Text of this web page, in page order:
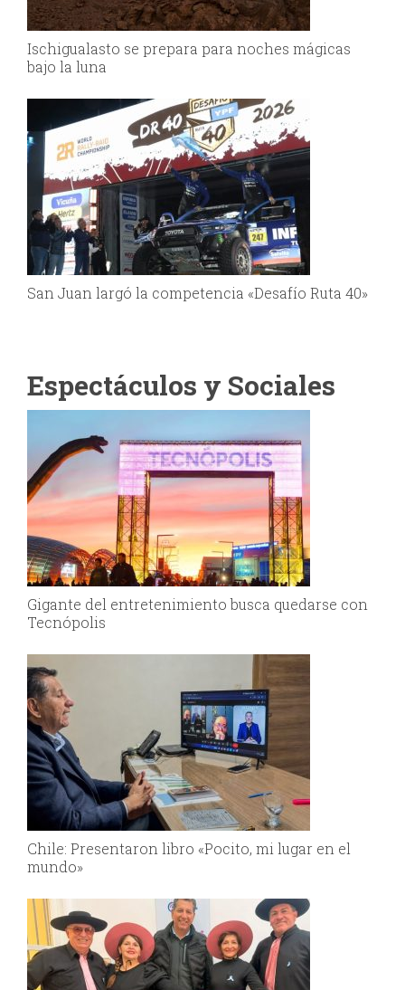
Ischigualasto se prepara para noches mágicas
bajo la luna
San Juan largó la competencia «Desafío Ruta 40»
Espectáculos y Sociales
Gigante del entretenimiento busca quedarse con
Tecnópolis
Chile: Presentaron libro «Pocito, mi lugar en el
mundo»